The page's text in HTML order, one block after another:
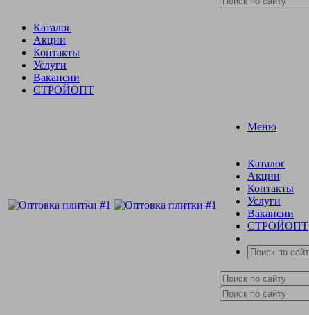
Каталог
Акции
Контакты
Услуги
Вакансии
СТРОЙОПТ
Меню
Каталог
Акции
Контакты
Услуги
Вакансии
СТРОЙОПТ